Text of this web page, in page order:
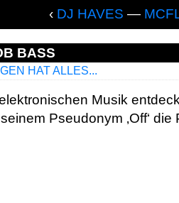
‹ DJ HAVES —
BASS
HAT ALLES...
Musik
Pseudonym ‚Off‘ die